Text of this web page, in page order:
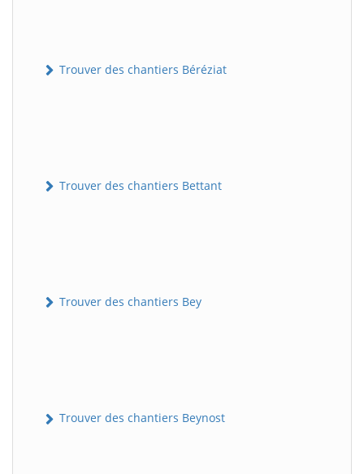
Trouver des chantiers Béréziat
Trouver des chantiers Bettant
Trouver des chantiers Bey
Trouver des chantiers Beynost